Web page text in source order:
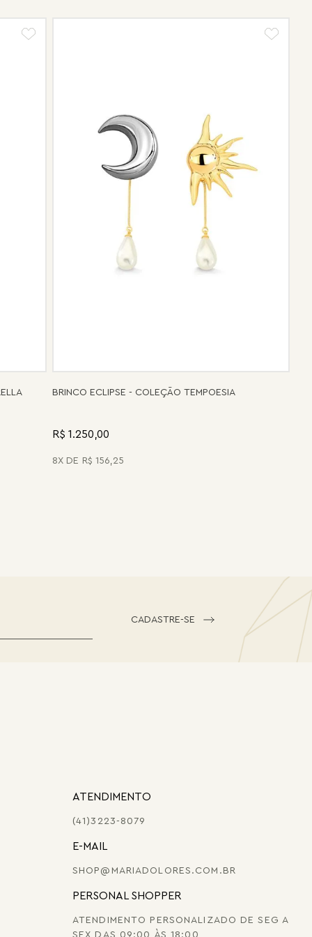
e sobre o prazo de retorno, que pode variar conforme
BRINCO ECLIPSE - COLEÇÃO TEMPOESIA
R$ 1.250,00
8 R$ 156,25
CADASTRE-SE
ATENDIMENTO
(41)3223-8079
E-MAIL
SHOP@MARIADOLORES.COM.BR
PERSONAL SHOPPER
ATENDIMENTO PERSONALIZADO DE SEG A